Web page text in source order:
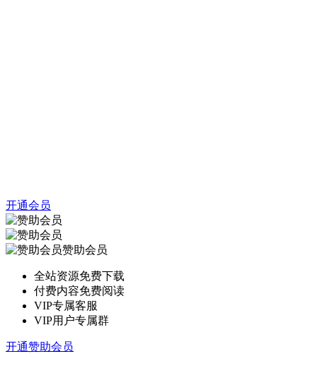
开通会员
赞助会员
全站资源免费下载
付费内容免费阅读
VIP专属客服
VIP用户专属群
开通赞助会员